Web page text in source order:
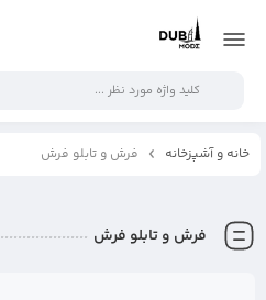
خانه و آشپزخانه فرش و تابلو فرش
فرش و تابلو فرش